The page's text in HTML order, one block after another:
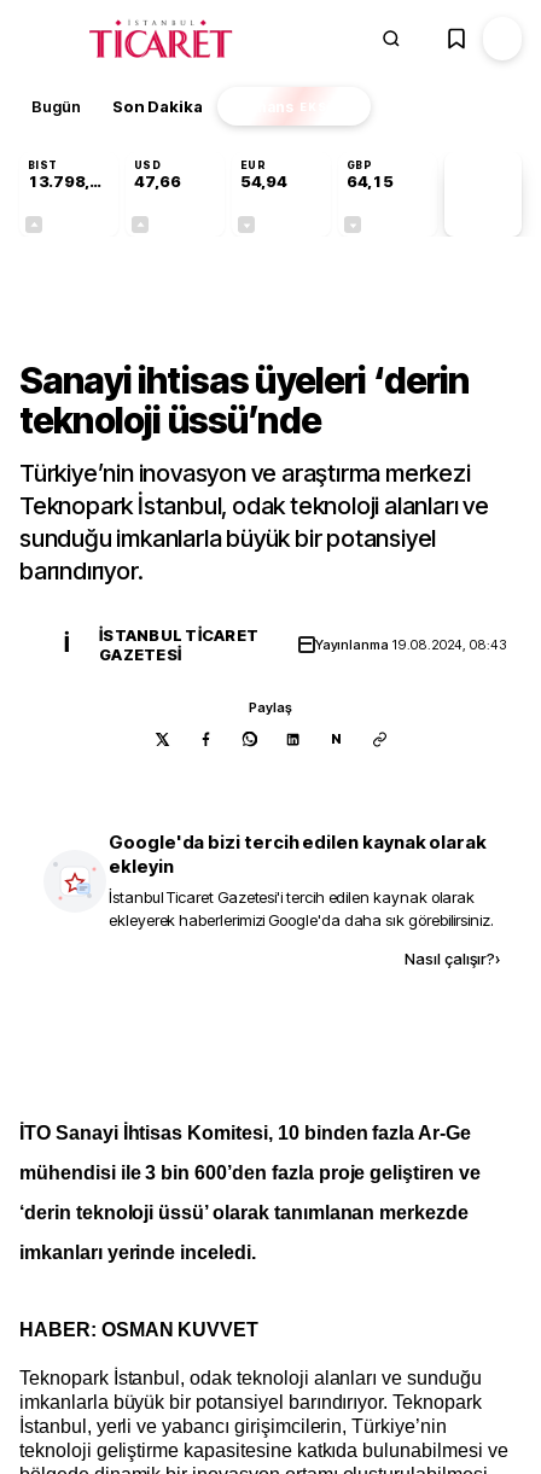
Bugün Son Dakika Finans EKSTRA
BIST
13.798,82
USD
47,66
EUR
54,94
GBP
64,15
Sanayi ihtisas üyeleri ‘derin
teknoloji üssü’nde
Türkiye’nin inovasyon ve araştırma merkezi
Teknopark İstanbul, odak teknoloji alanları ve
sunduğu imkanlarla büyük bir potansiyel
barındırıyor.
İ
İSTANBUL TICARET
GAZETESI
Yayınlanma 19.08.2024, 08:43
Paylaş
N
Google'da bizi tercih edilen kaynak olarak
ekleyin
İstanbul Ticaret Gazetesi'i tercih edilen kaynak olarak
ekleyerek haberlerimizi Google'da daha sık görebilirsiniz.
Nasıl çalışır?›
İTO Sanayi İhtisas Komitesi, 10 binden fazla Ar-Ge
mühendisi ile 3 bin 600’den fazla proje geliştiren ve
‘derin teknoloji üssü’ olarak tanımlanan merkezde
imkanları yerinde inceledi.
HABER: OSMAN KUVVET
Teknopark İstanbul, odak teknoloji alanları ve sunduğu
imkanlarla büyük bir potansiyel barındırıyor. Teknopark
İstanbul, yerli ve yabancı girişimcilerin, Türkiye’nin
teknoloji geliştirme kapasitesine katkıda bulunabilmesi ve